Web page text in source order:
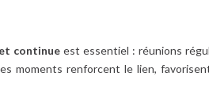
continue est essentiel : réunions
moments renforcent le lien,